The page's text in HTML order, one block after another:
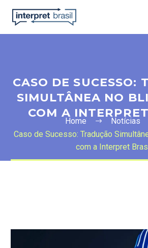
Português
CASO DE SUCESSO:
SIMULTÂNEA NO
COM A
Home
Notícias
Caso de Sucesso: Tradução
com a Interpret